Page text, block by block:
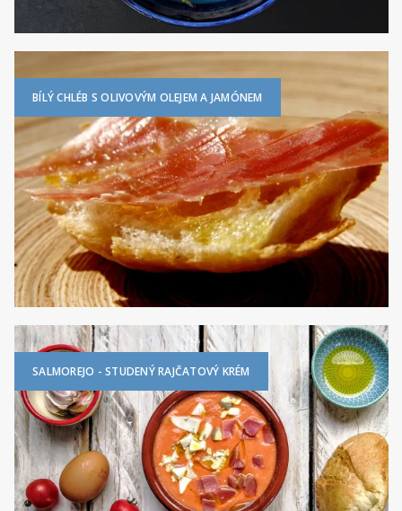
BÍLÝ CHLÉB S OLIVOVÝM OLEJEM A JAMÓNEM
SALMOREJO - STUDENÝ RAJČATOVÝ KRÉM